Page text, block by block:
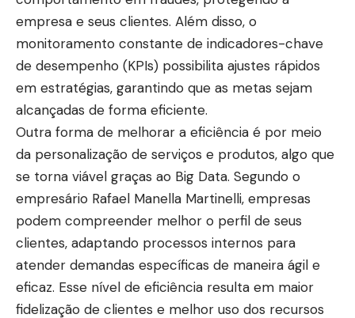
empresa e seus clientes. Além disso, o
monitoramento constante de indicadores-chave
de desempenho (KPIs) possibilita ajustes rápidos
em estratégias, garantindo que as metas sejam
alcançadas de forma eficiente.
Outra forma de melhorar a eficiência é por meio
da personalização de serviços e produtos, algo que
se torna viável graças ao Big Data. Segundo o
empresário Rafael Manella Martinelli, empresas
podem compreender melhor o perfil de seus
clientes, adaptando processos internos para
atender demandas específicas de maneira ágil e
eficaz. Esse nível de eficiência resulta em maior
fidelização de clientes e melhor uso dos recursos